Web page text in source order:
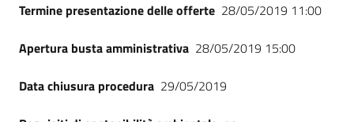
Termine presentazione delle offerte 28/05/2019 11:00
Apertura busta amministrativa 28/05/2019 15:00
Data chiusura procedura 29/05/2019